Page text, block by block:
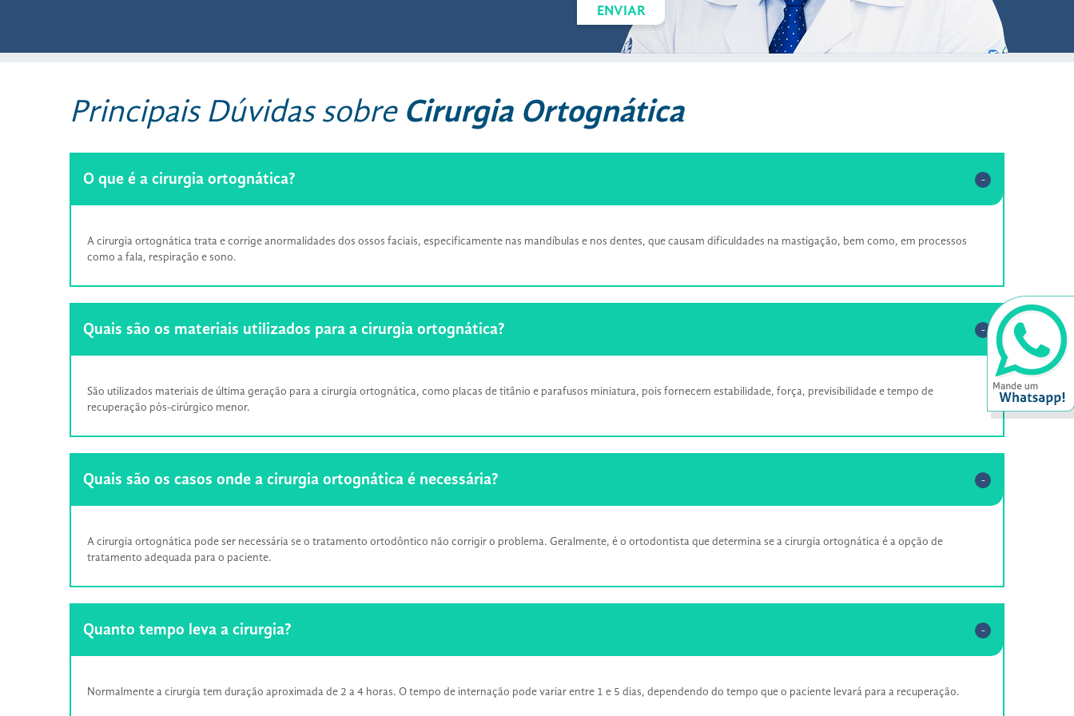
ENVIAR
Principais Dúvidas sobre Cirurgia Ortognática
O que é a cirurgia ortognática?
A cirurgia ortognática trata e corrige anormalidades dos ossos faciais, especificamente nas mandíbulas e nos dentes, que causam dificuldades na mastigação, bem como, em processos
como a fala, respiração e sono.
Quais são os materiais utilizados para a cirurgia ortognática?
São utilizados materiais de última geração para a cirurgia ortognática, como placas de titânio e parafusos miniatura, pois fornecem estabilidade, força, previsibilidade e tempo de
recuperação pós-cirúrgico menor.
Quais são os casos onde a cirurgia ortognática é necessária?
A cirurgia ortognática pode ser necessária se o tratamento ortodôntico não corrigir o problema. Geralmente, é o ortodontista que determina se a cirurgia ortognática é a opção de
tratamento adequada para o paciente.
Quanto tempo leva a cirurgia?
Normalmente a cirurgia tem duração aproximada de 2 a 4 horas. O tempo de internação pode variar entre 1 e 5 dias, dependendo do tempo que o paciente levará para a recuperação.